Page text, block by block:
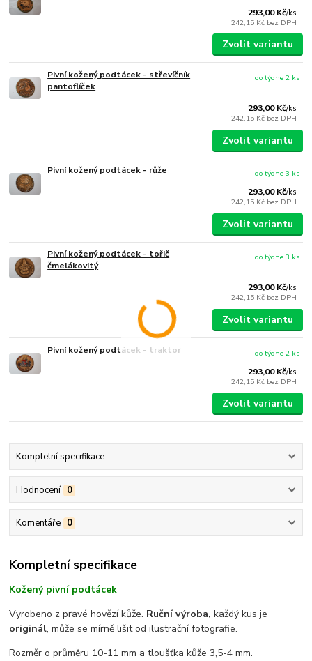
293,00 Kč/ks
242,15 Kč bez DPH
Zvolit variantu
Pivní kožený podtácek - střevíčník
pantoflíček
293,00 Kč/ks
242,15 Kč bez DPH
do týdne 2 ks
Zvolit variantu
Pivní kožený podtácek - růže
293,00 Kč/ks
242,15 Kč bez DPH
do týdne 3 ks
Zvolit variantu
Pivní kožený podtácek - tořič
čmelákovitý
293,00 Kč/ks
242,15 Kč bez DPH
do týdne 3 ks
Zvolit variantu
Pivní kožený podtácek - traktor
293,00 Kč/ks
242,15 Kč bez DPH
do týdne 2 ks
Zvolit variantu
Kompletní specifikace
Hodnocení 0
Komentáře 0
Kompletní specifikace
Kožený pivní podtácek
Vyrobeno z pravé hovězí kůže. Ruční výroba, každý kus je
originál, může se mírně lišit od ilustrační fotografie.
Rozměr o průměru 10-11 mm a tloušťka kůže 3,5-4 mm.